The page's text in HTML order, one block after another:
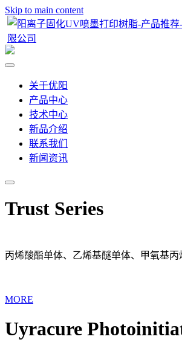
Skip to main content
关于优阳
产品中心
技术中心
新品介绍
联系我们
新闻资讯
Trust Series
丙烯酸酯单体、乙烯基醚单体、甲氧基丙
MORE
Uyracure